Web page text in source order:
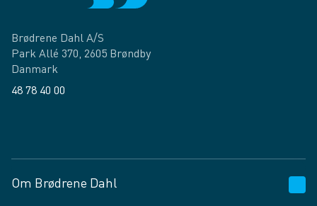
Brødrene Dahl A/S
Park Allé 370, 2605 Brøndby
Danmark
48 78 40 00
Om Brødrene Dahl